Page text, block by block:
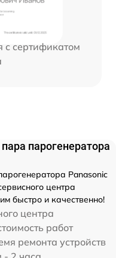
с сертификатом
парогенератора
Panasonic
центра
быстро и качественно!
центра
работ
ремонта устройств